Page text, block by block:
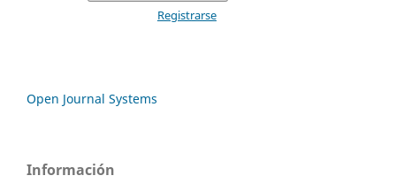
Registrarse
Open Journal Systems
Información